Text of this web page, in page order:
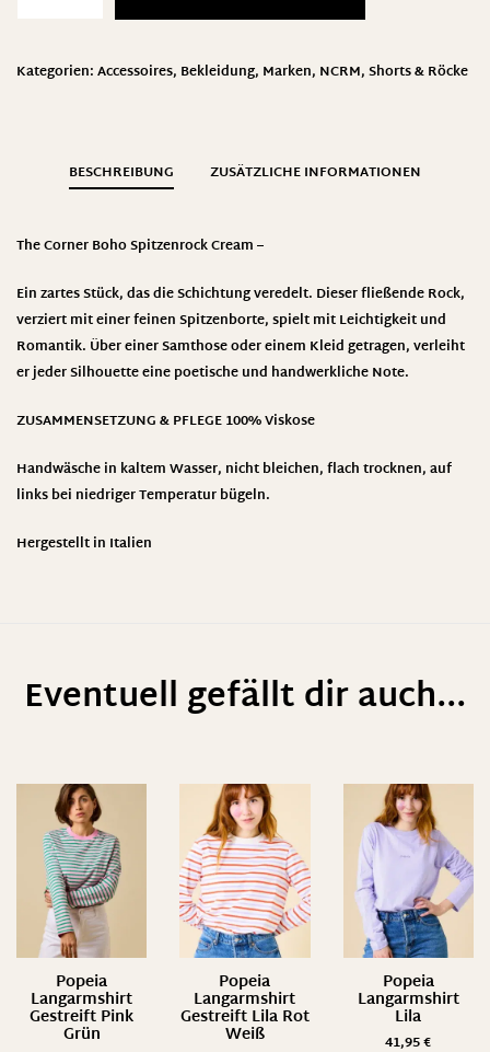
Kategorien:Accessoires, Bekleidung, Marken, NCRM,Shorts & Röcke
BESCHREIBUNG ZUSÄTZLICHE INFORMATIONEN
The Corner Boho Spitzenrock Cream –
Ein zartes Stück, das die Schichtung veredelt. Dieser fließende Rock,
verziert mit einer feinen Spitzenborte, spielt mit Leichtigkeit und
Romantik. Über einer Samthose oder einem Kleid getragen, verleiht
er jeder Silhouette eine poetische und handwerkliche Note.
ZUSAMMENSETZUNG & PFLEGE 100% Viskose
Handwäsche in kaltem Wasser, nicht bleichen, flach trocknen, auf
links bei niedriger Temperatur bügeln.
Hergestellt in Italien
Eventuell gefällt dir auch...
Popeia
Langarmshirt
Gestreift Pink
Grün
Popeia
Langarmshirt
Gestreift Lila Rot
Weiß
Popeia
Langarmshirt
Lila
41,95€